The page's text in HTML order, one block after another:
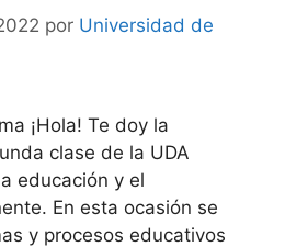
por Universidad de
¡Hola! Te doy la
clase de la UDA
educación y el
En esta ocasión se
y procesos educativos